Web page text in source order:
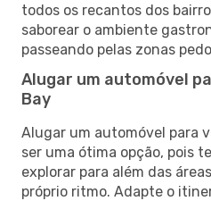
todos os recantos dos
saborear o ambiente
passeando pelas zonas
Alugar um automóvel
Bay
Alugar um automóvel para
ser uma ótima opção, pois
explorar para além das
próprio ritmo. Adapte o